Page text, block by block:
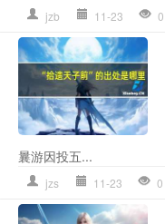
jzb 11-23 0
曩游因投五...
jzs 11-23 0